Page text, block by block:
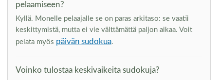
pelaamiseen?
Kyllä. Monelle pelaajalle se on paras arkitaso: se vaatii
keskittymistä, mutta ei vie välttämättä paljon aikaa. Voit
pelata myös päivän sudokua.
Voinko tulostaa keskivaikeita sudokuja?